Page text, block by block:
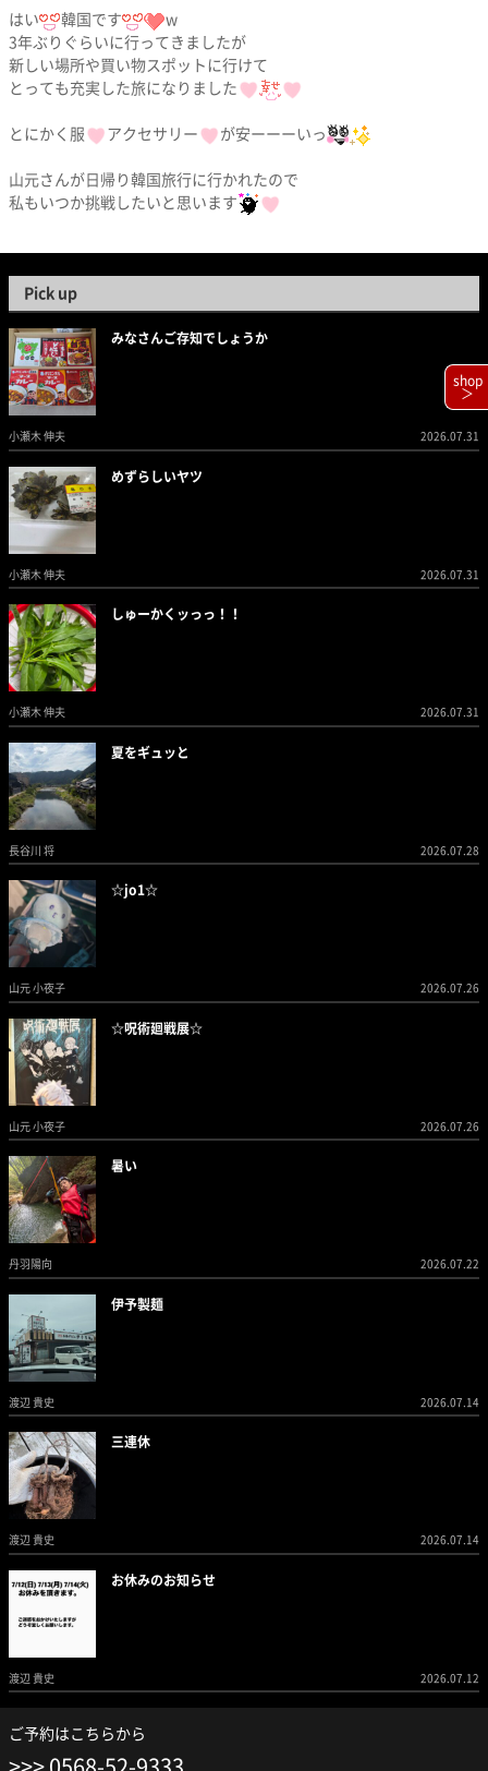
はい 韓国です
w
3年ぶりぐらいに行ってきましたが
新しい場所や買い物スポットに行けて
とっても充実した旅になりました
とにかく服 アクセサリー が安ーーーいっ
山元さんが日帰り韓国旅行に行かれたので
私もいつか挑戦したいと思います
Pick up
みなさんご存知でしょうか
小瀬木 伸夫 2026.07.31
めずらしいヤツ
小瀬木 伸夫 2026.07.31
しゅーかくッっっ！！
小瀬木 伸夫 2026.07.31
夏をギュッと
長谷川 将 2026.07.28
☆jo1☆
山元 小夜子 2026.07.26
☆呪術廻戦展☆
山元 小夜子 2026.07.26
暑い
丹羽陽向 2026.07.22
伊予製麺
渡辺 貴史 2026.07.14
三連休
渡辺 貴史 2026.07.14
お休みのお知らせ
渡辺 貴史 2026.07.12
ご予約はこちらから
shop
＞